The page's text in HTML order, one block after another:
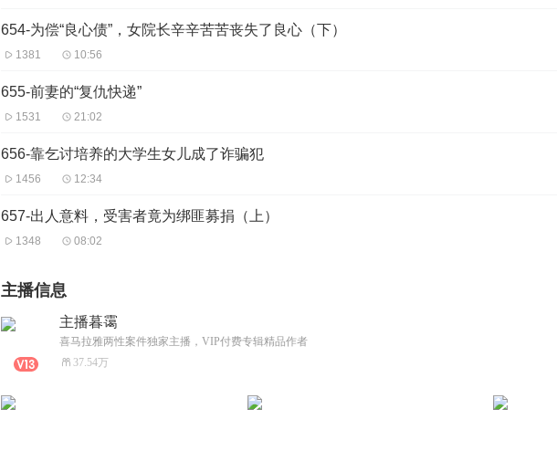
654-为偿“良心债”，女院长辛辛苦苦丧失了良心（下）
1381 10:56
655-前妻的“复仇快递”
1531 21:02
656-靠乞讨培养的大学生女儿成了诈骗犯
1456 12:34
657-出人意料，受害者竟为绑匪募捐（上）
1348 08:02
主播信息
主播暮霭
喜马拉雅两性案件独家主播，VIP付费专辑精品作者
37.54万